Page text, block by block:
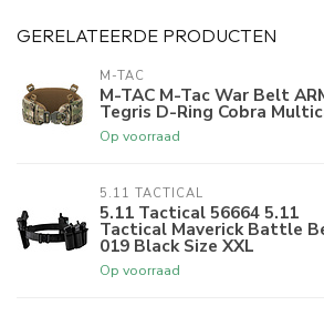
GERELATEERDE PRODUCTEN
M-TAC
M-TAC M-Tac War Belt
Tegris D-Ring Cobra
Op voorraad
5.11 TACTICAL
5.11 Tactical 56664 5.11
Tactical Maverick Battle
019 Black Size XXL
Op voorraad